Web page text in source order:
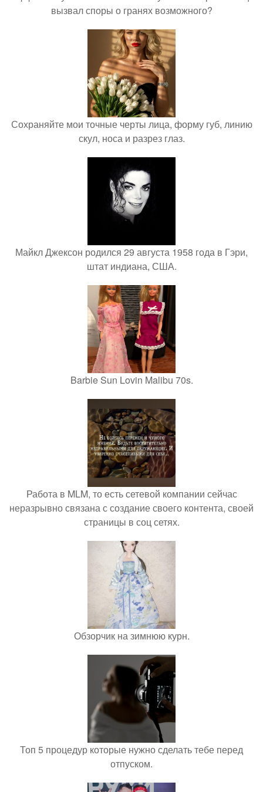
вызвал споры о гранях возможного?
Сохраняйте мои точные черты лица, форму губ, линию
скул, носа и разрез глаз.
Майкл Джексон родился 29 августа 1958 года в Гэри,
штат индиана, США.
Barbie Sun Lovin Malibu 70s.
Работа в MLM, то есть сетевой компании сейчас
неразрывно связана с создание своего контента, своей
страницы в соц сетях.
Обзорчик на зимнюю курн.
Топ 5 процедур которые нужно сделать тебе перед
отпуском.